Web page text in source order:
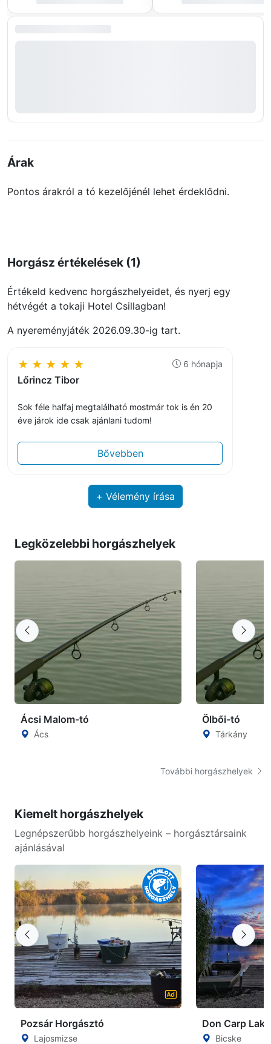
Árak
Pontos árakról a tó kezelőjénél lehet érdeklődni.
Horgász értékelések (1)
Értékeld kedvenc horgászhelyeidet, és nyerj egy
hétvégét a tokaji Hotel Csillagban!
A nyereményjáték 2026.09.30-ig tart.
★ ★ ★ ★ ★
Lőrincz Tibor
6 hónapja
Sok féle halfaj megtalálható mostmár tok is én 20
éve járok ide csak ajánlani tudom!
Bővebben
+ Vélemény írása
Legközelebbi horgászhelyek
Ácsi Malom-tó
Ács
Ölbői-tó
Tárkány
További horgászhelyek
Kiemelt horgászhelyek
Legnépszerűbb horgászhelyeink – horgásztársaink
ajánlásával
Pozsár Horgásztó
Lajosmizse
Don Carp Lake
Bicske